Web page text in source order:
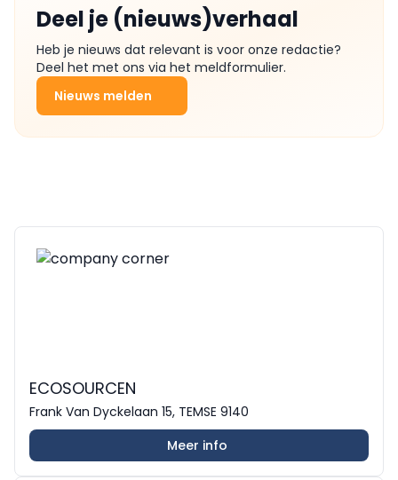
Deel je (nieuws)verhaal
Heb je nieuws dat relevant is voor onze redactie?
Deel het met ons via het meldformulier.
Nieuws melden
ECOSOURCEN
Frank Van Dyckelaan 15, TEMSE 9140
Meer info